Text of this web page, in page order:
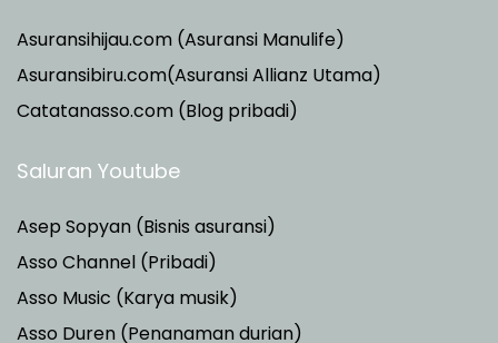
Asuransihijau.com (Asuransi Manulife)
Asuransibiru.com(Asuransi Allianz Utama)
Catatanasso.com (Blog pribadi)
Saluran Youtube
Asep Sopyan (Bisnis asuransi)
Asso Channel (Pribadi)
Asso Music (Karya musik)
Asso Duren (Penanaman durian)